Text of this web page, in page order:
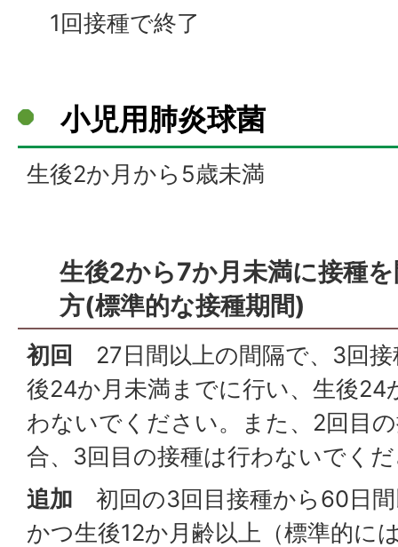
1回接種で終了
小児用肺炎球菌
生後2か月から5歳未満
生後2から7か月未満に接種
方(標準的な接種期間)
初回 27日間以上の間隔で、3回
後24か月未満までに行い、生後24
わないでください。また、2回目
合、3回目の接種は行わないでく
追加 初回の3回目接種から60日
かつ生後12か月齢以上（標準的に